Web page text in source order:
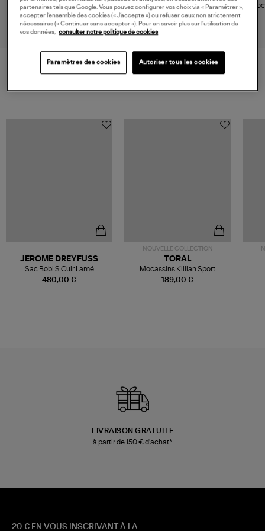
105,00 €
Pochette Zippée Bandoulière
Noir
75,00 €
Pochette Ampy Tiga
480,00 €
JEROME DREYFUSS
Sac Bobi S Cuir Lamé
Champagne
NOUVELLE COLLECTION
189,00 €
TORAL
Mocassins Killian Sport
Mousse
LIVRAISON GRATUITE
à partir de 150 € d'achat*
20 € EN VOUS INSCRIVANT À LA
partenaires tels que Google. Vous pouvez configurer vos choix via « Paramétrer »,
accepter l’ensemble des cookies (« J’accepte ») ou refuser ceux non strictement
nécessaires (« Continuer sans accepter »). Pour en savoir plus sur l’utilisation de
vos données, consulter notre politique de cookies
Paramètres des cookies Autoriser tous les cookies